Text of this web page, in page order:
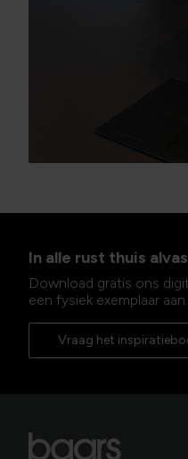
In alle rust thuis
Download gratis ons
een fysiek exemplaar aan.
Vraag het